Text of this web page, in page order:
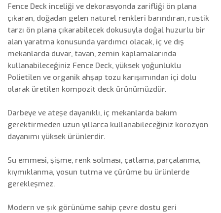
Fence Deck inceliği ve dekorasyonda zarifliği ön plana
çıkaran, doğadan gelen naturel renkleri barındıran, rustik
tarzı ön plana çıkarabilecek dokusuyla doğal huzurlu bir
alan yaratma konusunda yardımcı olacak, iç ve dış
mekanlarda duvar, tavan, zemin kaplamalarında
kullanabileceğiniz Fence Deck, yüksek yoğunluklu
Polietilen ve organik ahşap tozu karışımından içi dolu
olarak üretilen kompozit deck ürünümüzdür.
Darbeye ve ateşe dayanıklı, iç mekanlarda bakım
gerektirmeden uzun yıllarca kullanabileceğiniz korozyon
dayanımı yüksek ürünlerdir.
Su emmesi, şişme, renk solması, çatlama, parçalanma,
kıymıklanma, yosun tutma ve çürüme bu ürünlerde
gerekleşmez.
Modern ve şık görünüme sahip çevre dostu geri